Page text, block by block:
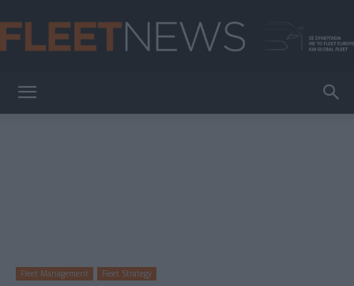
Fleet Management Fleet Strategy